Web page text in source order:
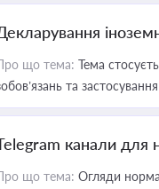
що тема: Тема
та
канали для
що тема: Огляди